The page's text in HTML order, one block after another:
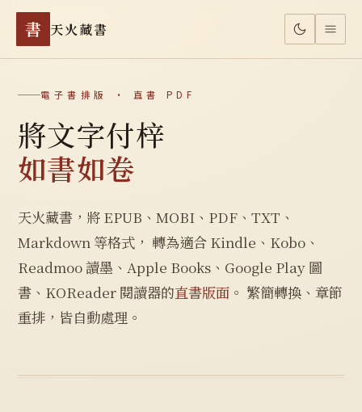
書 天火藏書
電子書排版 · 直書 PDF
將文字付梓
如書如卷
天火藏書，將 EPUB、MOBI、PDF、TXT、
Markdown 等格式， 轉為適合 Kindle、Kobo、
Readmoo 讀墨、Apple Books、Google Play 圖
書、KOReader 閱讀器的直書版面 。 繁簡轉換、章節
重排，皆自動處理。